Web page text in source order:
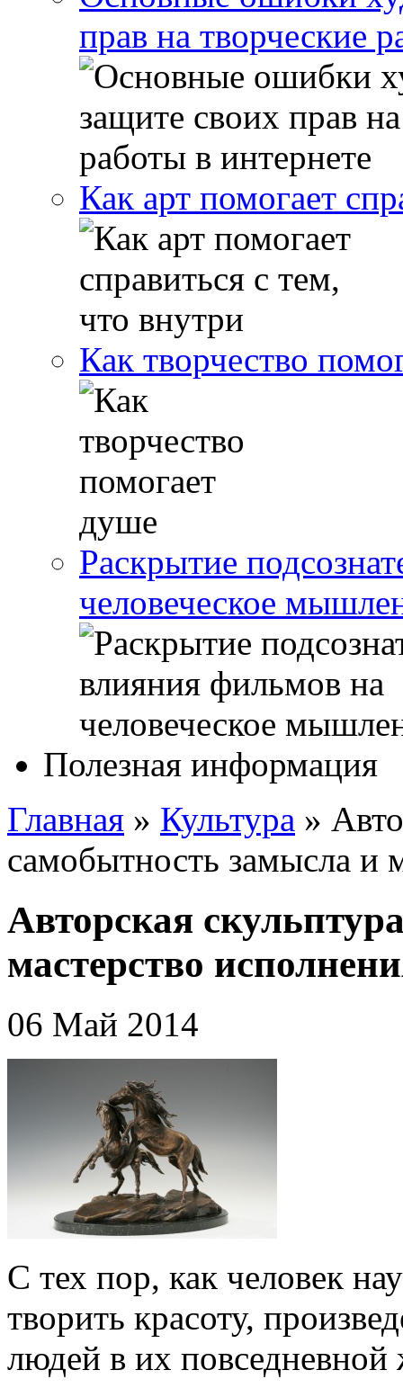
прав на творческие
Как арт помогает
Как творчество
Раскрытие
человеческое
Полезная информация
Главная » Культура »
самобытность замысла и
Авторская
мастерство
06 Май 2014
С тех пор, как человек
творить красоту,
людей в их